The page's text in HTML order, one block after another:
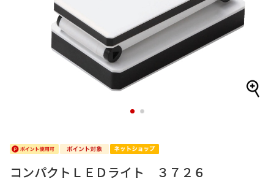
1 2
コンパクトＬＥＤライト ３７２６